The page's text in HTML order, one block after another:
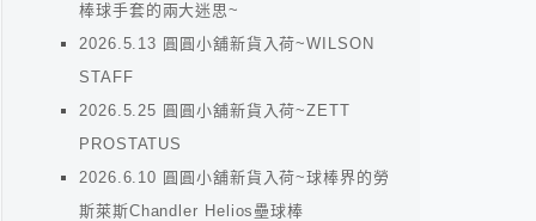
棒球手套的兩大迷思~
2026.5.13 圓圓小舖新貨入荷~WILSON
STAFF
2026.5.25 圓圓小舖新貨入荷~ZETT
PROSTATUS
2026.6.10 圓圓小舖新貨入荷~球棒界的勞
斯萊斯Chandler Helios壘球棒